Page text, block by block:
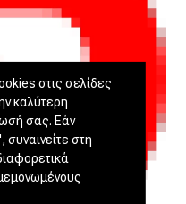
στις σελίδες
καλύτερη
σας. Εάν
στη